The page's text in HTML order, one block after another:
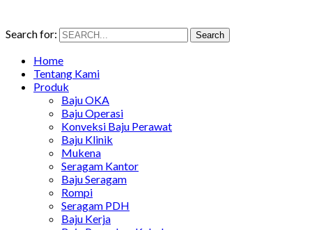
Search for: Search
Home
Tentang Kami
Produk
Baju OKA
Baju Operasi
Konveksi Baju Perawat
Baju Klinik
Mukena
Seragam Kantor
Baju Seragam
Rompi
Seragam PDH
Baju Kerja